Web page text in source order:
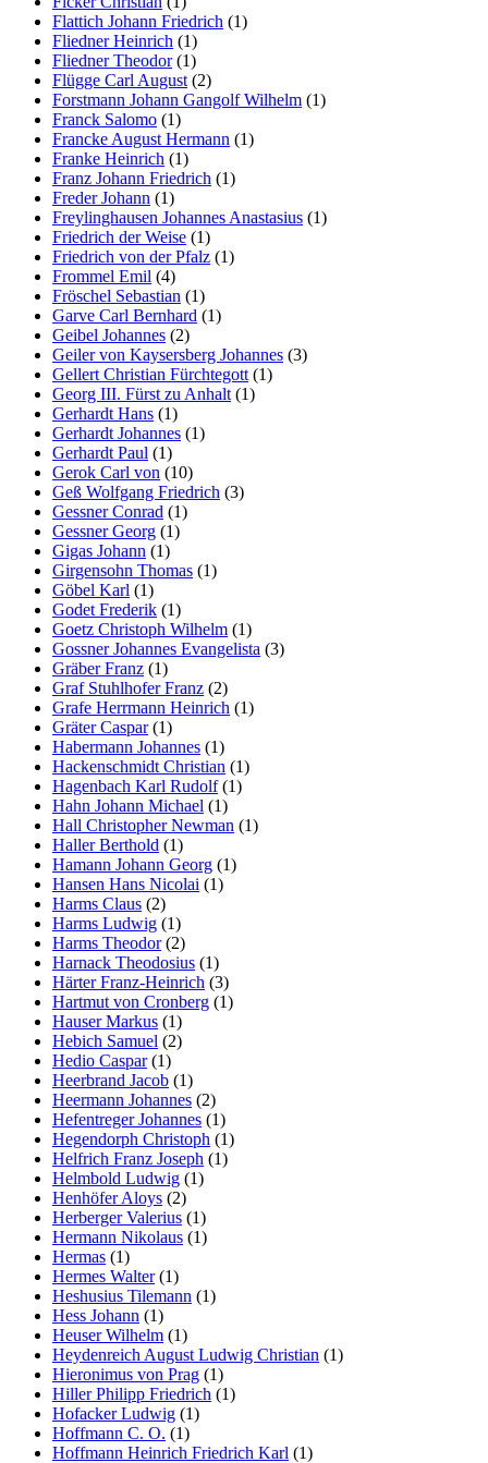
Flattich Johann Friedrich (1)
Fliedner Heinrich (1)
Fliedner Theodor(1)
Flügge Carl August (2)
Forstmann Johann Gangolf Wilhelm (1)
Franck Salomo (1)
Francke August Hermann (1)
Franke Heinrich (1)
Franz Johann Friedrich (1)
Freder Johann (1)
Freylinghausen Johannes Anastasius (1)
Friedrich der Weise (1)
Friedrich von der Pfalz (1)
Frommel Emil (4)
Fröschel Sebastian (1)
Garve Carl Bernhard (1)
Geibel Johannes (2)
Geiler von Kaysersberg Johannes (3)
Gellert Christian Fürchtegott (1)
Georg III. Fürst zu Anhalt (1)
Gerhardt Hans (1)
Gerhardt Johannes (1)
Gerhardt Paul (1)
Gerok Carl von (10)
Geß Wolfgang Friedrich (3)
Gessner Conrad (1)
Gessner Georg (1)
Gigas Johann (1)
Girgensohn Thomas (1)
Göbel Karl (1)
Godet Frederik (1)
Goetz Christoph Wilhelm (1)
Gossner Johannes Evangelista (3)
Gräber Franz (1)
Graf Stuhlhofer Franz (2)
Grafe Herrmann Heinrich (1)
Gräter Caspar(1)
Habermann Johannes (1)
Hackenschmidt Christian (1)
Hagenbach Karl Rudolf(1)
Hahn Johann Michael (1)
Hall Christopher Newman (1)
Haller Berthold (1)
Hamann Johann Georg (1)
Hansen Hans Nicolai (1)
Harms Claus (2)
Harms Ludwig (1)
Harms Theodor(2)
Harnack Theodosius (1)
Härter Franz-Heinrich (3)
Hartmut von Cronberg (1)
Hauser Markus (1)
Hebich Samuel (2)
Hedio Caspar(1)
Heerbrand Jacob (1)
Heermann Johannes (2)
Hefentreger Johannes (1)
Hegendorph Christoph (1)
Helfrich Franz Joseph (1)
Helmbold Ludwig (1)
Henhöfer Aloys (2)
Herberger Valerius (1)
Hermann Nikolaus (1)
Hermas (1)
Hermes Walter(1)
Heshusius Tilemann (1)
Hess Johann (1)
Heuser Wilhelm (1)
Heydenreich August Ludwig Christian (1)
Hieronimus von Prag (1)
Hiller Philipp Friedrich (1)
Hofacker Ludwig (1)
Hoffmann C. O. (1)
Hoffmann Heinrich Friedrich Karl (1)